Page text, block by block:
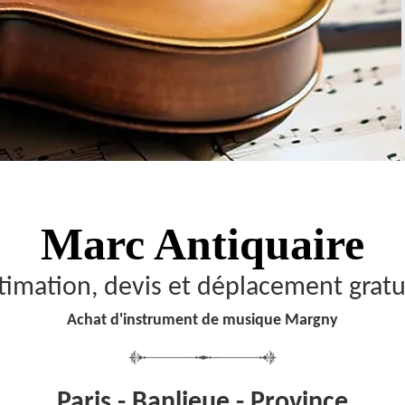
Marc Antiquaire
devis et déplacement
Achat d'instrument de musique Margny